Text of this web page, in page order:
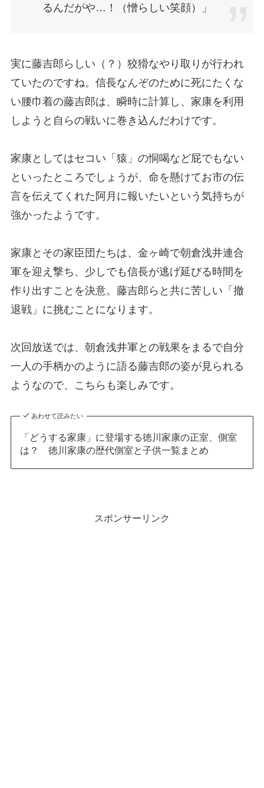
るんだがや…！（憎らしい笑顔）」
実に藤吉郎らしい（？）狡猾なやり取りが行われ
ていたのですね。信長なんぞのために死にたくな
い腰巾着の藤吉郎は、瞬時に計算し、家康を利用
しようと自らの戦いに巻き込んだわけです。
家康としてはセコい「猿」の恫喝など屁でもない
といったところでしょうが、命を懸けてお市の伝
言を伝えてくれた阿月に報いたいという気持ちが
強かったようです。
家康とその家臣団たちは、金ヶ崎で朝倉浅井連合
軍を迎え撃ち、少しでも信長が逃げ延びる時間を
作り出すことを決意。藤吉郎らと共に苦しい「撤
退戦」に挑むことになります。
次回放送では、朝倉浅井軍との戦果をまるで自分
一人の手柄かのように語る藤吉郎の姿が見られる
ようなので、こちらも楽しみです。
あわせて読みたい
「どうする家康」に登場する徳川家康の正室、側室
は？ 徳川家康の歴代側室と子供一覧まとめ
スポンサーリンク